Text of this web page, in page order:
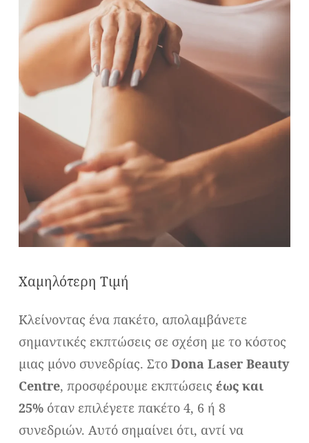
Χαμηλότερη Τιμή
Κλείνοντας ένα πακέτο, απολαμβάνετε
σημαντικές εκπτώσεις σε σχέση με το κόστος
μιας μόνο συνεδρίας. Στο Dona Laser Beauty
Centre, προσφέρουμε εκπτώσεις έως και
25%όταν επιλέγετε πακέτο 4, 6 ή 8
συνεδριών. Αυτό σημαίνει ότι, αντί να